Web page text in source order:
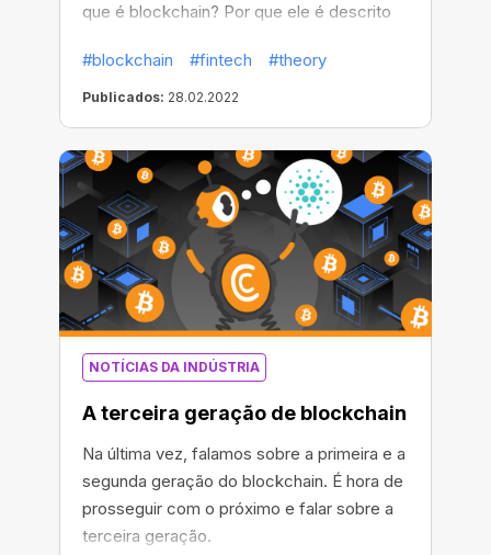
que é blockchain? Por que ele é descrito
os blocos novos? Vamos descobrir!
#blockchain #fintech #theory
Publicados: 28.02.2022
NOTÍCIAS DA INDÚSTRIA
A terceira geração de blockchain
Na última vez, falamos sobre a primeira e a
segunda geração do blockchain. É hora de
prosseguir com o próximo e falar sobre a
terceira geração.